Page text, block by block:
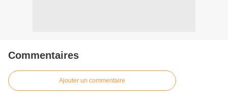
Commentaires
Ajouter un commentaire